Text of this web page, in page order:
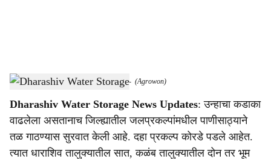
a
r
Dharashiv Water Storage News Updates.- (Agrowon)
Dharashiv Water Storage News Updates: उन्हाचा कडाका
वाढलेला असतानाच जिल्ह्यातील जलप्रकल्पांमधील पाणीसाठ्याने
तळ गाठण्यास सुरवात केली आहे. दहा प्रकल्प कोरडे पडले आहेत.
त्यात धाराशिव तालुक्यातील सात, कळंब तालुक्यातील दोन तर भूम